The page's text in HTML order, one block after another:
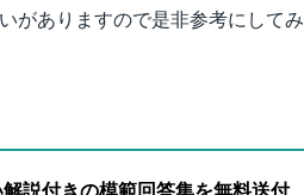
がありますので是非参考にしてみ